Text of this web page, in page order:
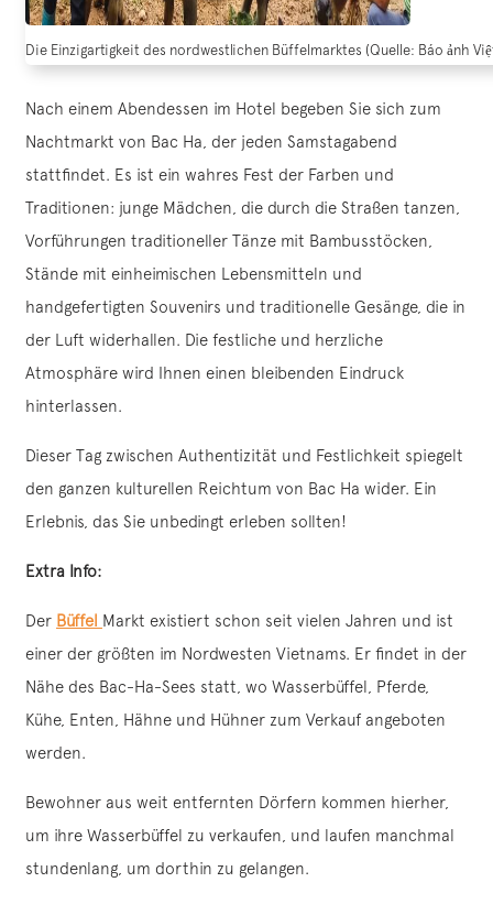
Die Einzigartigkeit des nordwestlichen Büffelmarktes (Quelle: Báo ảnh
Nach einem Abendessen im Hotel begeben Sie sich zum
Nachtmarkt von Bac Ha, der jeden Samstagabend
stattfindet. Es ist ein wahres Fest der Farben und
Traditionen: junge Mädchen, die durch die Straßen tanzen,
Vorführungen traditioneller Tänze mit Bambusstöcken,
Stände mit einheimischen Lebensmitteln und
handgefertigten Souvenirs und traditionelle Gesänge, die in
der Luft widerhallen. Die festliche und herzliche
Atmosphäre wird Ihnen einen bleibenden Eindruck
hinterlassen.
Dieser Tag zwischen Authentizität und Festlichkeit spiegelt
den ganzen kulturellen Reichtum von Bac Ha wider. Ein
Erlebnis, das Sie unbedingt erleben sollten!
Extra Info:
Der Büffel Markt existiert schon seit vielen Jahren und ist
einer der größten im Nordwesten Vietnams. Er findet in der
Nähe des Bac-Ha-Sees statt, wo Wasserbüffel, Pferde,
Kühe, Enten, Hähne und Hühner zum Verkauf angeboten
werden.
Bewohner aus weit entfernten Dörfern kommen hierher,
um ihre Wasserbüffel zu verkaufen, und laufen manchmal
stundenlang, um dorthin zu gelangen.